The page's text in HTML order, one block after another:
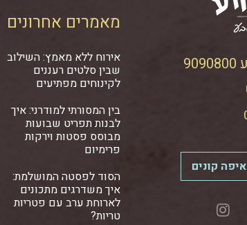
איפה קונים
מאמרים אחרונים
אירוח ללא מאמץ: השילוב
שבין סלטים רעננים
לקינוחים מפתיעים
בין המסורתי למודרני: איך
לבנות תפריט שבועות
מבוסס פסטות וירקות
פרימיום
הסוד לפסטה המושלמת:
איך משדרגים מתכונים
לארוחת ערב עם פטריות
טריות?